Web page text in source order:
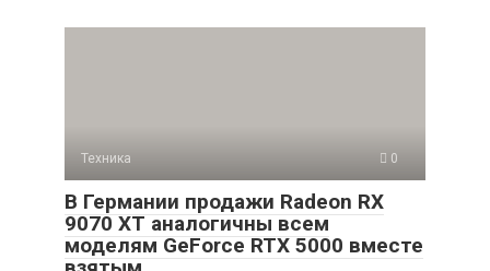
Техника 0
В Германии продажи Radeon RX
9070 XT аналогичны всем
моделям GeForce RTX 5000 вместе